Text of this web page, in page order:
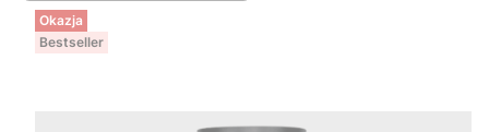
Okazja
Bestseller